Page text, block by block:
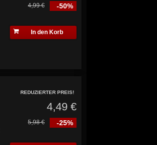
-50%
4,99 €
In den Korb
REDUZIERTER PREIS!
4,49 €
-25%
5,98 €